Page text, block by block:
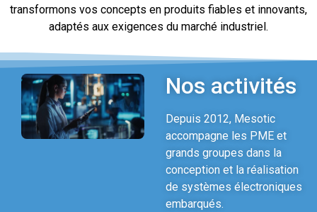
En savoir plus
transformons vos concepts en produits fiables et innovants,
adaptés aux exigences du marché industriel.
Nos activités
Depuis 2012, Mesotic
accompagne les PME et
grands groupes dans la
conception et la réalisation
de systèmes électroniques
embarqués.